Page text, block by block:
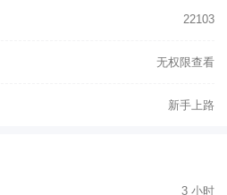
22103
无权限查看
新手上路
3 小时